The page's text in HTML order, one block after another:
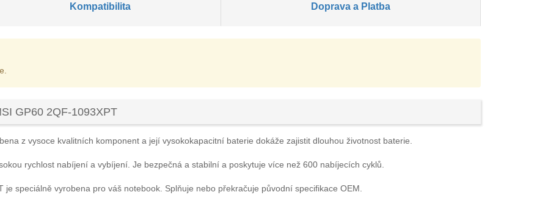
Kompatibilita Doprava a Platba
GP60 2QF-1093XPT
z vysoce kvalitních komponent a její vysokokapacitní baterie dokáže zajistit dlouhou životnost baterie.
rychlost nabíjení a vybíjení. Je bezpečná a stabilní a poskytuje více než 600 nabíjecích cyklů.
je speciálně vyrobena pro váš notebook. Splňuje nebo překračuje původní specifikace OEM.